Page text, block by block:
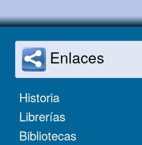
Enlaces
Historia
Librerías
Bibliotecas